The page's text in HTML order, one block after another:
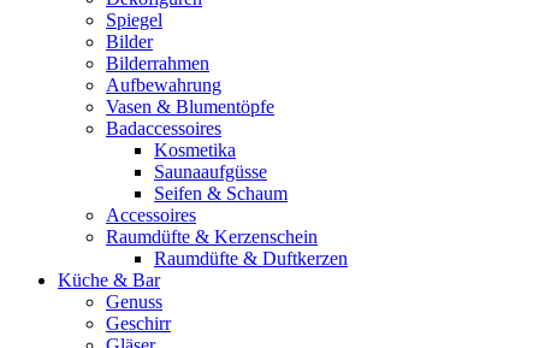
Spiegel
Bilder
Bilderrahmen
Aufbewahrung
Vasen & Blumentöpfe
Badaccessoires
Kosmetika
Saunaaufgüsse
Seifen & Schaum
Accessoires
Raumdüfte & Kerzenschein
Raumdüfte & Duftkerzen
Küche & Bar
Genuss
Geschirr